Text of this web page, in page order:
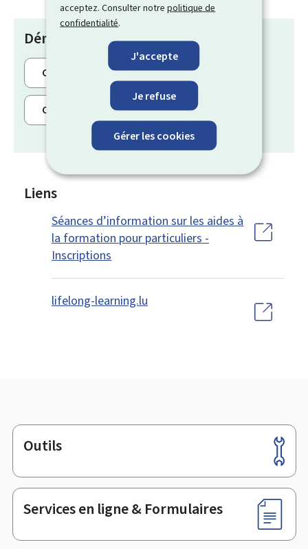
acceptez. Consulter notrepolitique de
confidentialité.
J'accepte
Je refuse
Gérer les cookies
Démarches
Congé-jeunesse
Congés pour formation professionnelle
Liens
Séances d’information sur les aides à
la formation pour particuliers -
Inscriptions
lifelong-learning.lu
Pied
de
page
Outils
Services en ligne & Formulaires